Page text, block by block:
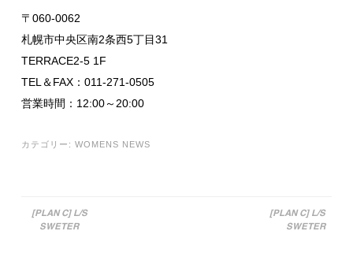
〒060-0062
札幌市中央区南2条西5丁目31
TERRACE2-5 1F
TEL＆FAX：011-271-0505
営業時間：12:00～20:00
カテゴリー: WOMENS NEWS
[PLAN C] L/S
SWETER
[PLAN C] L/S
SWETER